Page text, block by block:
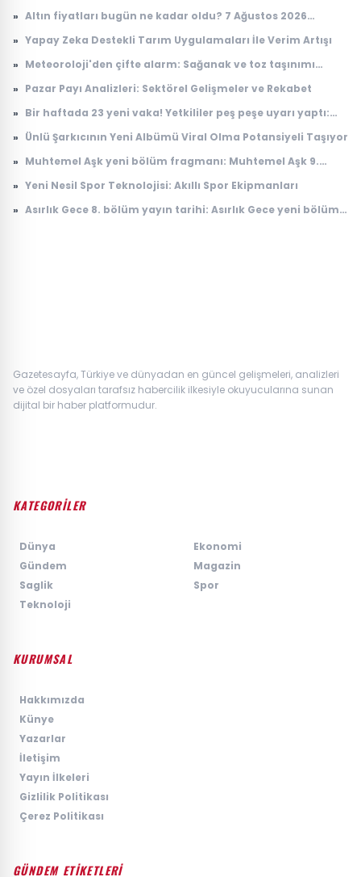
» Altın fiyatları bugün ne kadar oldu? 7 Ağustos 2026
» Yapay Zeka Destekli Tarım Uygulamaları İle Verim Artışı
» Meteoroloji'den çifte alarm: Sağanak ve toz taşınımı
» Pazar Payı Analizleri: Sektörel Gelişmeler ve Rekabet
» Bir haftada 23 yeni vaka! Yetkililer peş peşe uyarı yaptı:
» Ünlü Şarkıcının Yeni Albümü Viral Olma Potansiyeli Taşıyor
» Muhtemel Aşk yeni bölüm fragmanı: Muhtemel Aşk 9.
» Yeni Nesil Spor Teknolojisi: Akıllı Spor Ekipmanları
» Asırlık Gece 8. bölüm yayın tarihi: Asırlık Gece yeni bölüm
Gazetesayfa, Türkiye ve dünyadan en güncel gelişmeleri, analizleri
ve özel dosyaları tarafsız habercilik ilkesiyle okuyucularına sunan
dijital bir haber platformudur.
KATEGORİLER
Dünya
Ekonomi
Gündem
Magazin
Saglik
Spor
Teknoloji
KURUMSAL
Hakkımızda
Künye
Yazarlar
İletişim
Yayın İlkeleri
Gizlilik Politikası
Çerez Politikası
GÜNDEM ETİKETLERİ